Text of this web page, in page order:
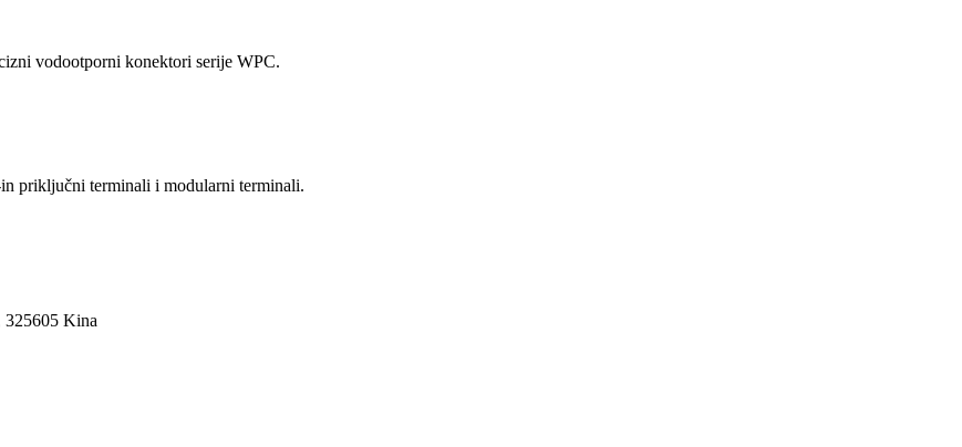
vodootporni konektori serije WPC.
priključni terminali i modularni terminali.
325605 Kina